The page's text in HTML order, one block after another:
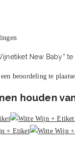
New Baby”
beoordeling te
houden